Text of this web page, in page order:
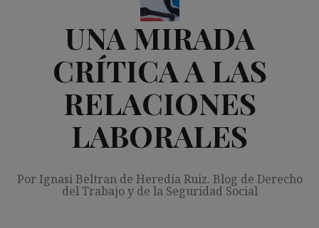
UNA MIRADA
CRÍTICA A LAS
RELACIONES
LABORALES
Por Ignasi Beltran de Heredia Ruiz. Blog de Derecho
del Trabajo y de la Seguridad Social